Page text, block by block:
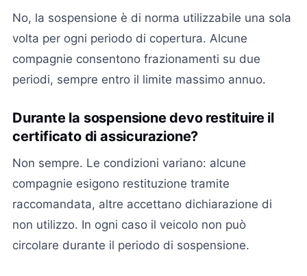
No, la sospensione è di norma utilizzabile una sola
volta per ogni periodo di copertura. Alcune
compagnie consentono frazionamenti su due
periodi, sempre entro il limite massimo annuo.
Durante la sospensione devo restituire il
certificato di assicurazione?
Non sempre. Le condizioni variano: alcune
compagnie esigono restituzione tramite
raccomandata, altre accettano dichiarazione di
non utilizzo. In ogni caso il veicolo non può
circolare durante il periodo di sospensione.